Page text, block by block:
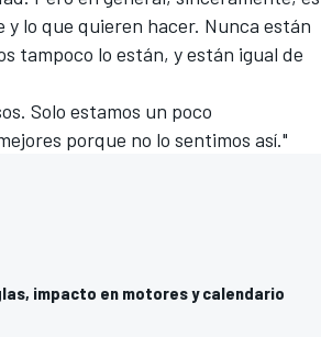
lo que quieren hacer. Nunca están
tampoco lo están, y están igual de
Solo estamos un poco
porque no lo sentimos así."
impacto en motores y calendario